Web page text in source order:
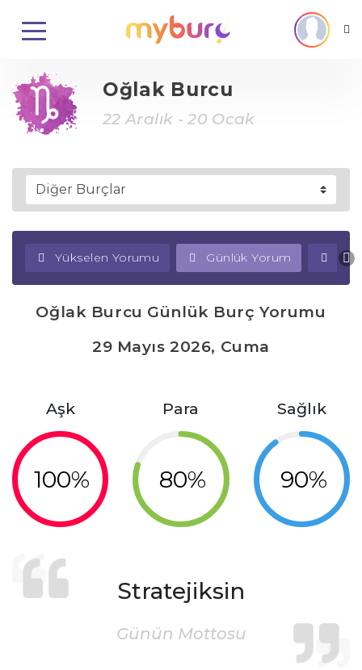
Oğlak Burcu
22 Aralık - 20 Ocak
Yükselen Yorumu Günlük Yorum
Oğlak Burcu Günlük Burç Yorumu
29 Mayıs 2026, Cuma
Aşk
100%
Para
80%
Sağlık
90%
Stratejiksin
Günün Mottosu